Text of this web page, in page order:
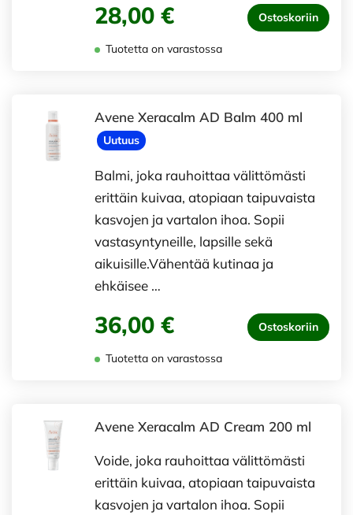
28,00 € Ostoskoriin
Tuotetta on varastossa
Avene Xeracalm AD Balm 400 ml
Uutuus
Balmi, joka rauhoittaa välittömästi
erittäin kuivaa, atopiaan taipuvaista
kasvojen ja vartalon ihoa. Sopii
vastasyntyneille, lapsille sekä
aikuisille.Vähentää kutinaa ja
ehkäisee …
36,00 € Ostoskoriin
Tuotetta on varastossa
Avene Xeracalm AD Cream 200 ml
Voide, joka rauhoittaa välittömästi
erittäin kuivaa, atopiaan taipuvaista
kasvojen ja vartalon ihoa. Sopii